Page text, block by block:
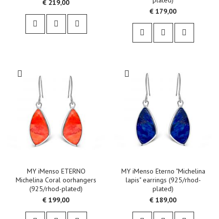
€ 219,00
€ 179,00
MY iMenso ETERNO
Michelina Coral oorhangers
(925/rhod-plated)
€ 199,00
MY iMenso Eterno "Michelina
lapis" earrings (925/rhod-
plated)
€ 189,00